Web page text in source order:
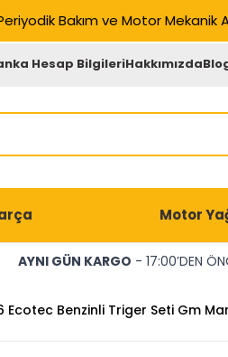
Bakım ve Motor Mekanik
Hesap BilgileriHakkımızda
Motor
AYNI GÜN KARGO - 17:00’DEN
Ecotec Benzinli Triger Seti Gm